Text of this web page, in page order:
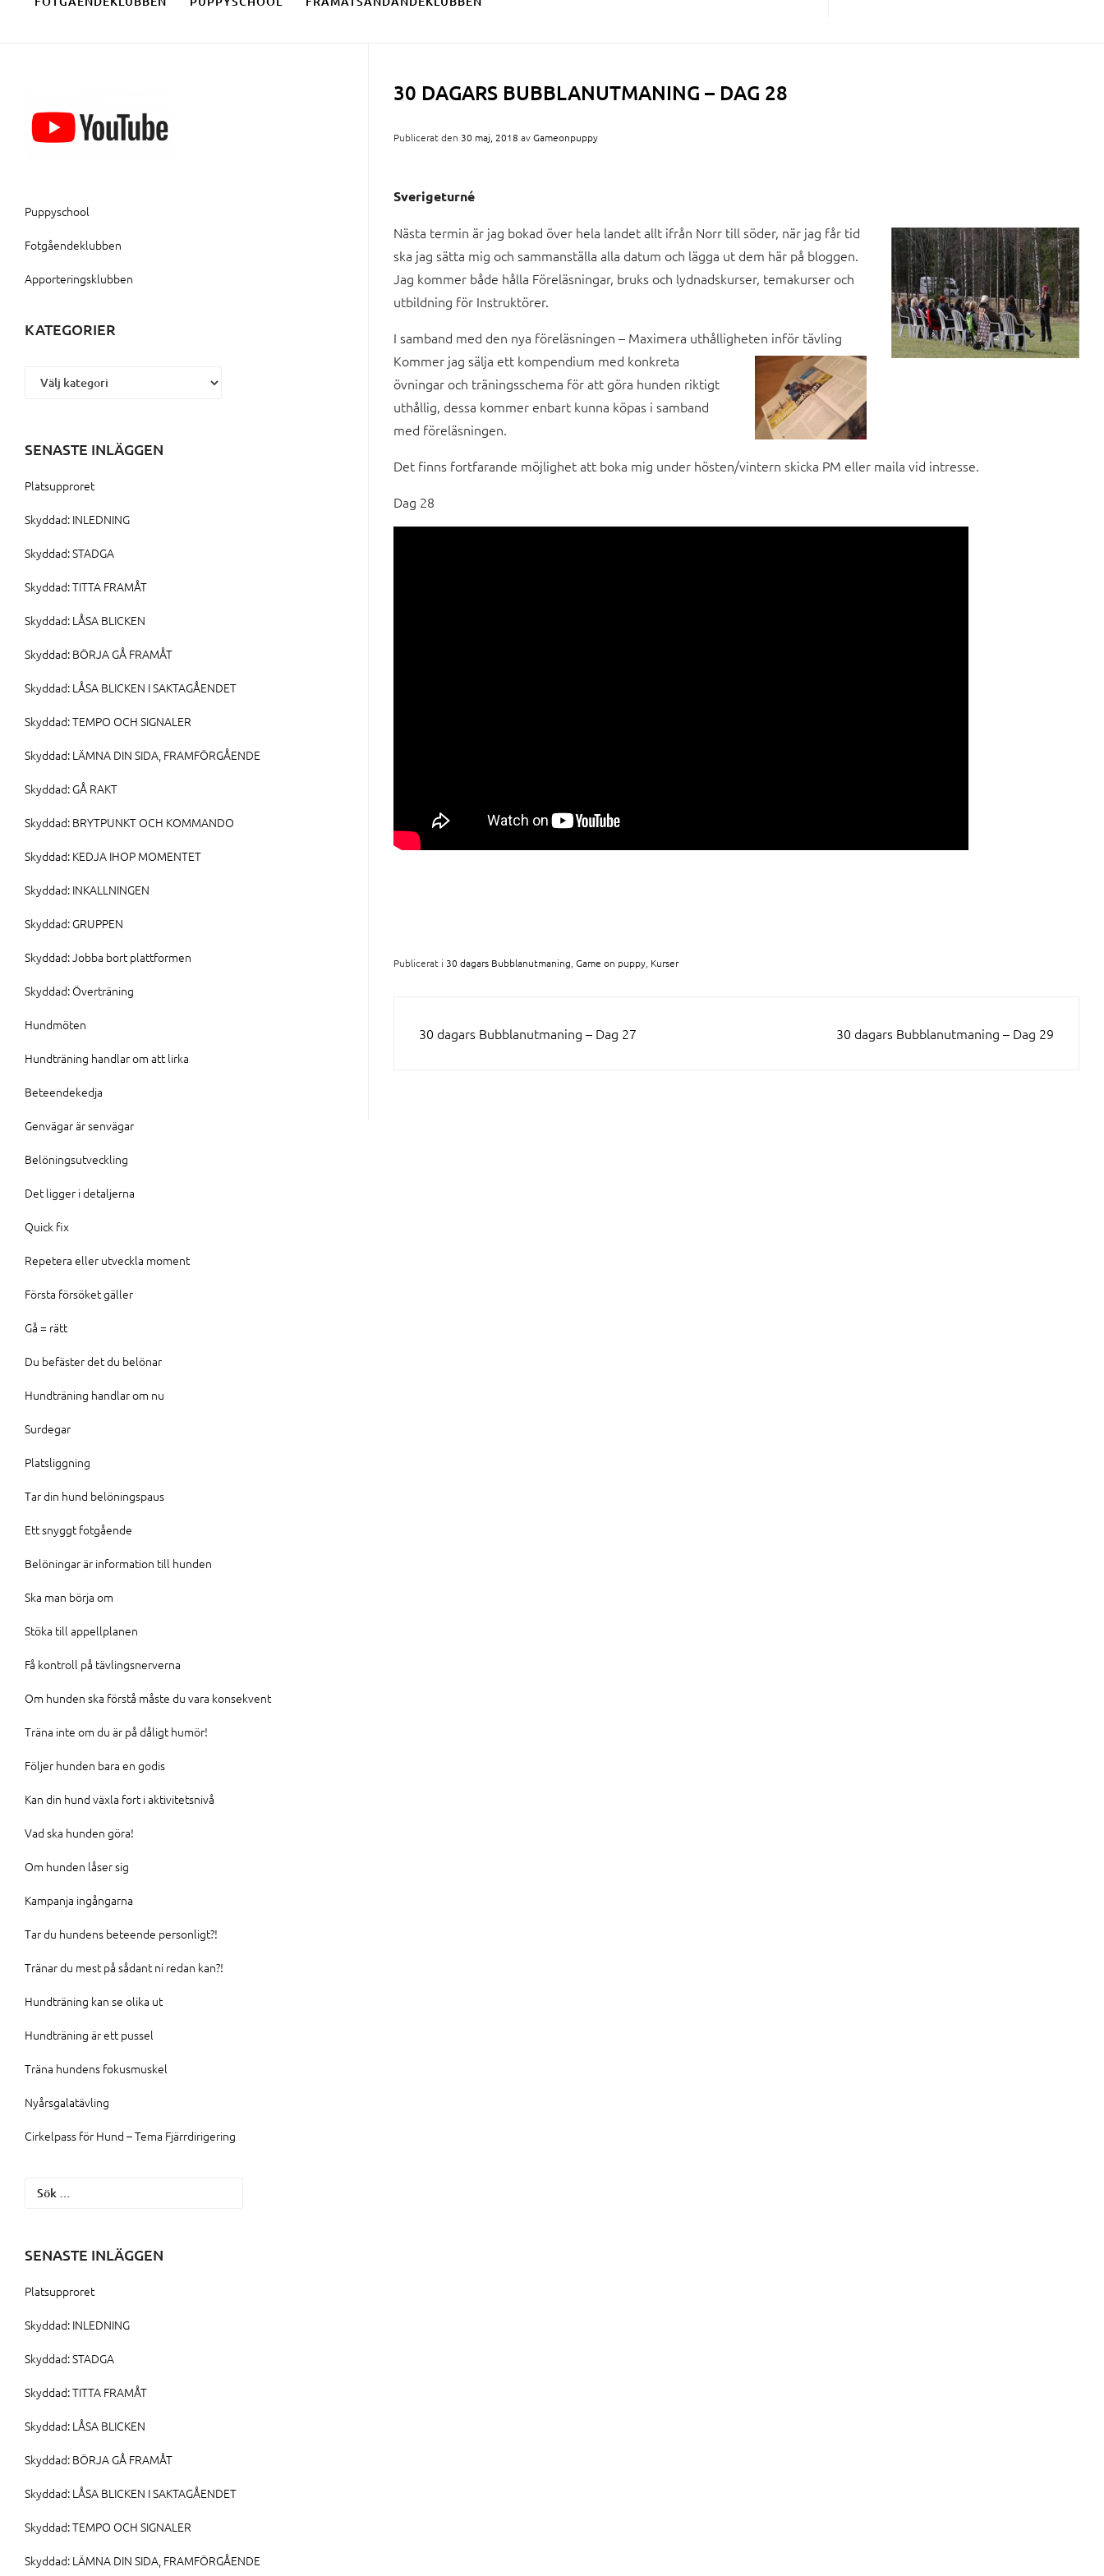
30 DAGARS BUBBLANUTMANING – DAG 28
Publicerat den 30 maj, 2018 avGameonpuppy
Sverigeturné
Nästa termin är jag bokad över hela landet allt ifrån Norr till söder, när jag får tid
ska jag sätta mig och sammanställa alla datum och lägga ut dem här på bloggen.
Jag kommer både hålla Föreläsningar, bruks och lydnadskurser, temakurser och
utbildning för Instruktörer.
I samband med den nya föreläsningen – Maximera uthålligheten inför tävling
Kommer jag sälja ett kompendium med konkreta
övningar och träningsschema för att göra hunden riktigt
uthållig, dessa kommer enbart kunna köpas i samband
med föreläsningen.
Det finns fortfarande möjlighet att boka mig under hösten/vintern skicka PM eller maila vid intresse.
Dag 28
Publicerat i 30 dagars Bubblanutmaning Game on puppy Kurser
INLÄGGSNAVIGERING
30 dagars Bubblanutmaning – Dag 27 30 dagars Bubblanutmaning – Dag 29
Puppyschool
Fotgåendeklubben
Apporteringsklubben
KATEGORIER
SENASTE INLÄGGEN
Platsupproret
Skyddad: INLEDNING
Skyddad: STADGA
Skyddad: TITTA FRAMÅT
Skyddad: LÅSA BLICKEN
Skyddad: BÖRJA GÅ FRAMÅT
Skyddad: LÅSA BLICKEN I SAKTAGÅENDET
Skyddad: TEMPO OCH SIGNALER
Skyddad: LÄMNA DIN SIDA, FRAMFÖRGÅENDE
Skyddad: GÅ RAKT
Skyddad: BRYTPUNKT OCH KOMMANDO
Skyddad: KEDJA IHOP MOMENTET
Skyddad: INKALLNINGEN
Skyddad: GRUPPEN
Skyddad: Jobba bort plattformen
Skyddad: Överträning
Hundmöten
Hundträning handlar om att lirka
Beteendekedja
Genvägar är senvägar
Belöningsutveckling
Det ligger i detaljerna
Quick fix
Repetera eller utveckla moment
Första försöket gäller
Gå = rätt
Du befäster det du belönar
Hundträning handlar om nu
Surdegar
Platsliggning
Tar din hund belöningspaus
Ett snyggt fotgående
Belöningar är information till hunden
Ska man börja om
Stöka till appellplanen
Få kontroll på tävlingsnerverna
Om hunden ska förstå måste du vara konsekvent
Träna inte om du är på dåligt humör!
Följer hunden bara en godis
Kan din hund växla fort i aktivitetsnivå
Vad ska hunden göra!
Om hunden låser sig
Kampanja ingångarna
Tar du hundens beteende personligt?!
Tränar du mest på sådant ni redan kan?!
Hundträning kan se olika ut
Hundträning är ett pussel
Träna hundens fokusmuskel
Nyårsgalatävling
Cirkelpass för Hund – Tema Fjärrdirigering
Sök
SENASTE INLÄGGEN
Platsupproret
Skyddad: INLEDNING
Skyddad: STADGA
Skyddad: TITTA FRAMÅT
Skyddad: LÅSA BLICKEN
Skyddad: BÖRJA GÅ FRAMÅT
Skyddad: LÅSA BLICKEN I SAKTAGÅENDET
Skyddad: TEMPO OCH SIGNALER
Skyddad: LÄMNA DIN SIDA, FRAMFÖRGÅENDE